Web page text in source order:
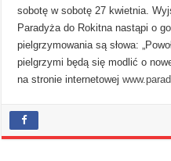
sobotę w sobotę 27 kwietnia.
Paradyża do Rokitna nastąpi o
pielgrzymowania są słowa:
pielgrzymi będą się modlić o
na stronie internetowej